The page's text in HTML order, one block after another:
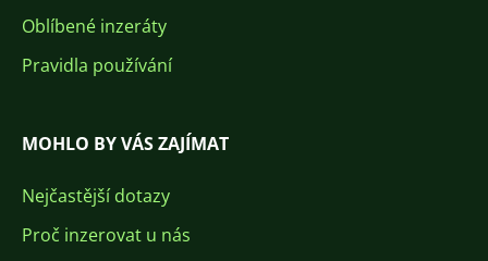
Oblíbené inzeráty
Pravidla používání
MOHLO BY VÁS ZAJÍMAT
Nejčastější dotazy
Proč inzerovat u nás